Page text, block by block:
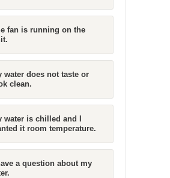
fan is running on the
water does not taste or
clean.
water is chilled and I
it room temperature.
a question about my